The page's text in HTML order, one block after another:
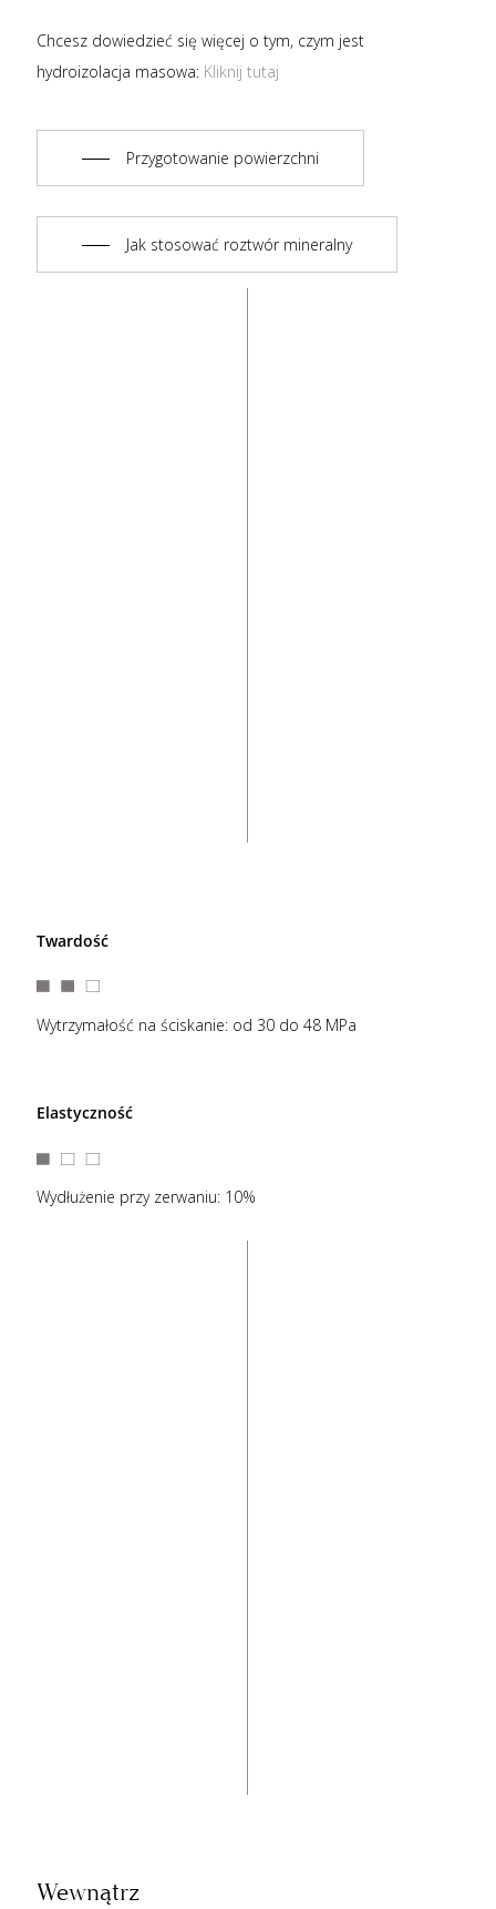
Chcesz dowiedzieć się więcej o tym, czym jest
hydroizolacja masowa: Kliknij tutaj
Przygotowanie powierzchni
Jak stosować roztwór mineralny
Twardość
Wytrzymałość na ściskanie: od 30 do 48 MPa
Elastyczność
Wydłużenie przy zerwaniu: 10%
Wewnątrz